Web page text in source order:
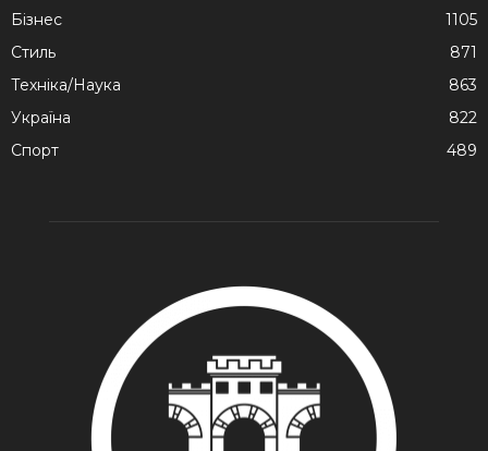
Бізнес
1105
Стиль
871
Техніка/Наука
863
Україна
822
Спорт
489